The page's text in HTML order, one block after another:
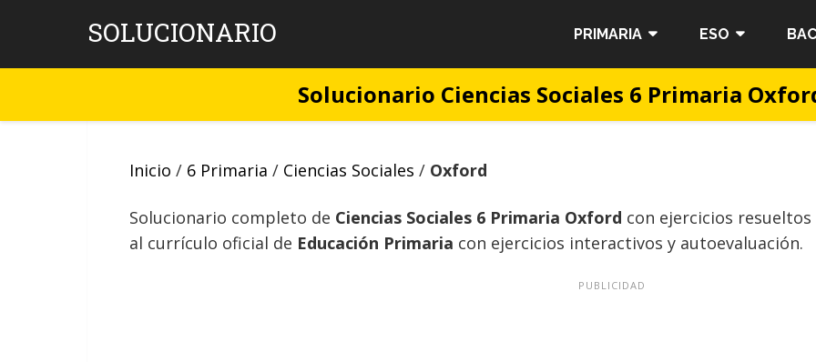
content
SOLUCIONARIO PRIMARIA ESO
Solucionario Ciencias Sociales 6 Primaria
Inicio / 6 Primaria / Ciencias Sociales / Oxford
Solucionario completo de Ciencias Sociales 6 Primaria Oxford con ejercicios
al currículo oficial de Educación Primaria con ejercicios interactivos y autoevaluación.